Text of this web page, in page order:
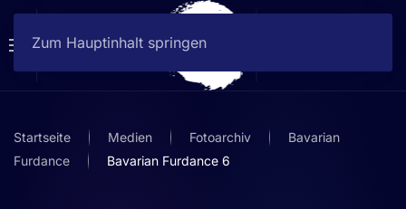
Zum Hauptinhalt springen
Startseite Medien Fotoarchiv
Bavarian
Furdance
Bavarian Furdance 6